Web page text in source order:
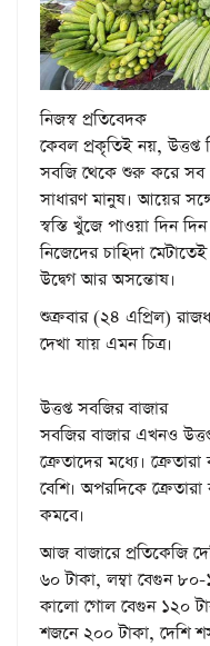
নিজস্ব প্রতিবেদক
কেবল প্রকৃতিই নয়, উত্তপ্ত
সবজি থেকে শুরু করে সব
সাধারণ মানুষ। আয়ের
স্বস্তি খুঁজে পাওয়া দিন
নিজেদের চাহিদা
উদ্বেগ আর অসন্তোষ।
শুক্রবার (২৪ এপ্রিল)
দেখা যায় এমন চিত্র।
উত্তপ্ত সবজির বাজার
সবজির বাজার এখনও
ক্রেতাদের মধ্যে।
বেশি। অপরদিকে
কমবে।
আজ বাজারে প্রতিকেজি
৬০ টাকা, লম্বা বেগুন
কালো গোল বেগুন ১২০
শজনে ২০০ টাকা, দেশি